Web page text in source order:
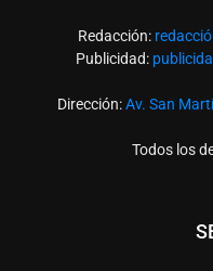
Redacción: redacció
Publicidad:
Dirección:Av. San
Todos los